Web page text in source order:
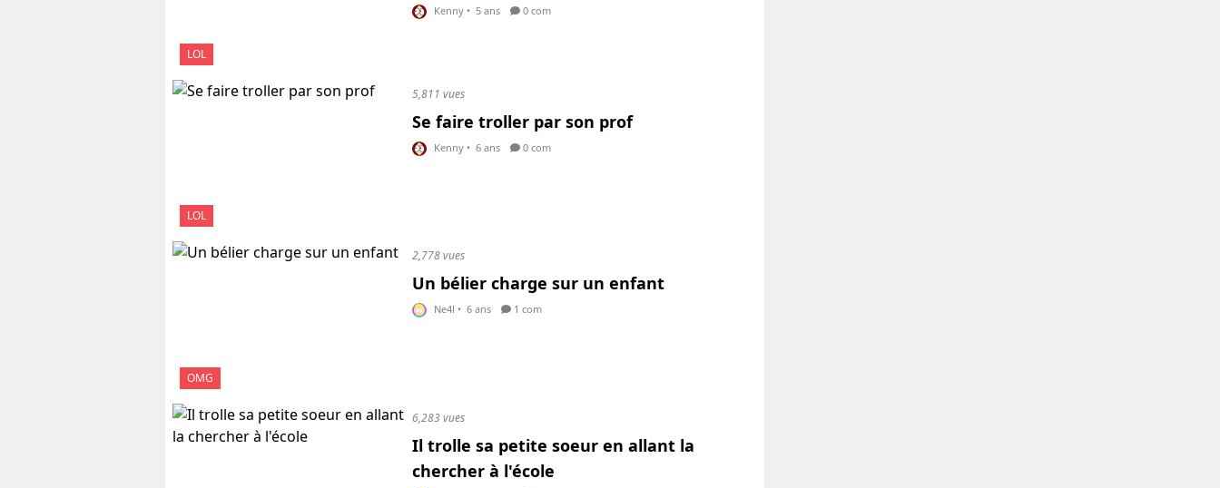
LOL
Kenny • 5 ans 0 com
LOL
5,811 vues
Se faire troller par son prof
Kenny • 6 ans 0 com
OMG
2,778 vues
Un bélier charge sur un enfant
Ne4l • 6 ans 1 com
6,283 vues
Il trolle sa petite soeur en allant la
chercher à l'école